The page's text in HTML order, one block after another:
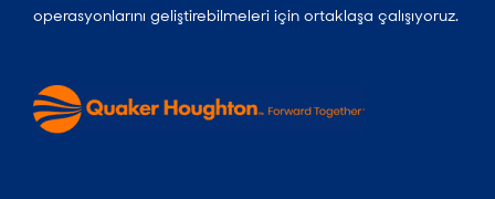
operasyonlarını geliştirebilmeleri için ortaklaşa çalışıyoruz.